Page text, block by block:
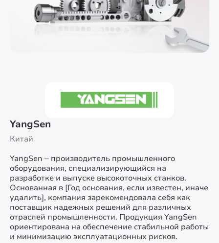
YangSen
Китай
YangSen – производитель промышленного
оборудования, специализирующийся на
разработке и выпуске высокоточных станков.
Основанная в [Год основания, если известен, иначе
удалить], компания зарекомендовала себя как
поставщик надежных решений для различных
отраслей промышленности. Продукция YangSen
ориентирована на обеспечение стабильной работы
и минимизацию эксплуатационных рисков.